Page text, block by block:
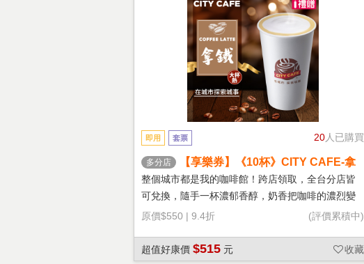
20人已購買
即用 套票
多分店
【享樂券】《10杯》CITY CAFE-拿
鐵(大杯-熱)
整個城市都是我的咖啡館！跨店領取，全台分店皆
可兌換，隨手一杯濃郁香醇，奶香把咖啡的濃烈變
溫柔！
原價$550 | 9.4折 (評價累積中)
超值好康價 $515 元 收藏